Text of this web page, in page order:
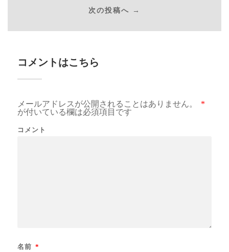
次の投稿へ →
コメントはこちら
メールアドレスが公開されることはありません。
*
が付いている欄は必須項目です
コメント
名前 *